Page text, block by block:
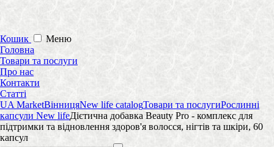
Кошик
Меню
Головна
Товари та послуги
Про нас
Контакти
Статті
UA MarketВінницяNew life catalogТовари та послугиРослинні
капсули New lifeДієтична добавка Beauty Pro - комплекс для
підтримки та відновлення здоров'я волосся, нігтів та шкіри, 60
капсул